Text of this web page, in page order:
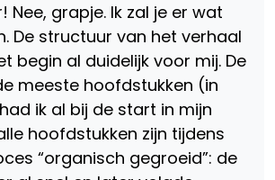
Nee, grapje. Ik zal je er wat
De structuur van het verhaal
begin al duidelijk voor mij. De
meeste hoofdstukken (in
ik al bij de start in mijn
hoofdstukken zijn tijdens
“organisch gegroeid”: de